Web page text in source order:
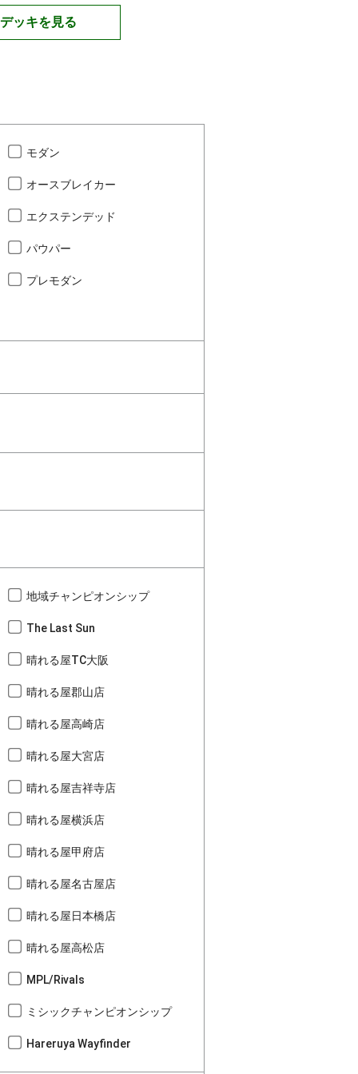
ッキを見る
モダン
オースブレイカー
エクステンデッド
パウパー
プレモダン
地域チャンピオンシップ
The Last Sun
晴れる屋TC大阪
晴れる屋郡山店
晴れる屋高崎店
晴れる屋大宮店
晴れる屋吉祥寺店
晴れる屋横浜店
晴れる屋甲府店
晴れる屋名古屋店
晴れる屋日本橋店
晴れる屋高松店
MPL/Rivals
ミシックチャンピオンシップ
Hareruya Wayfinder